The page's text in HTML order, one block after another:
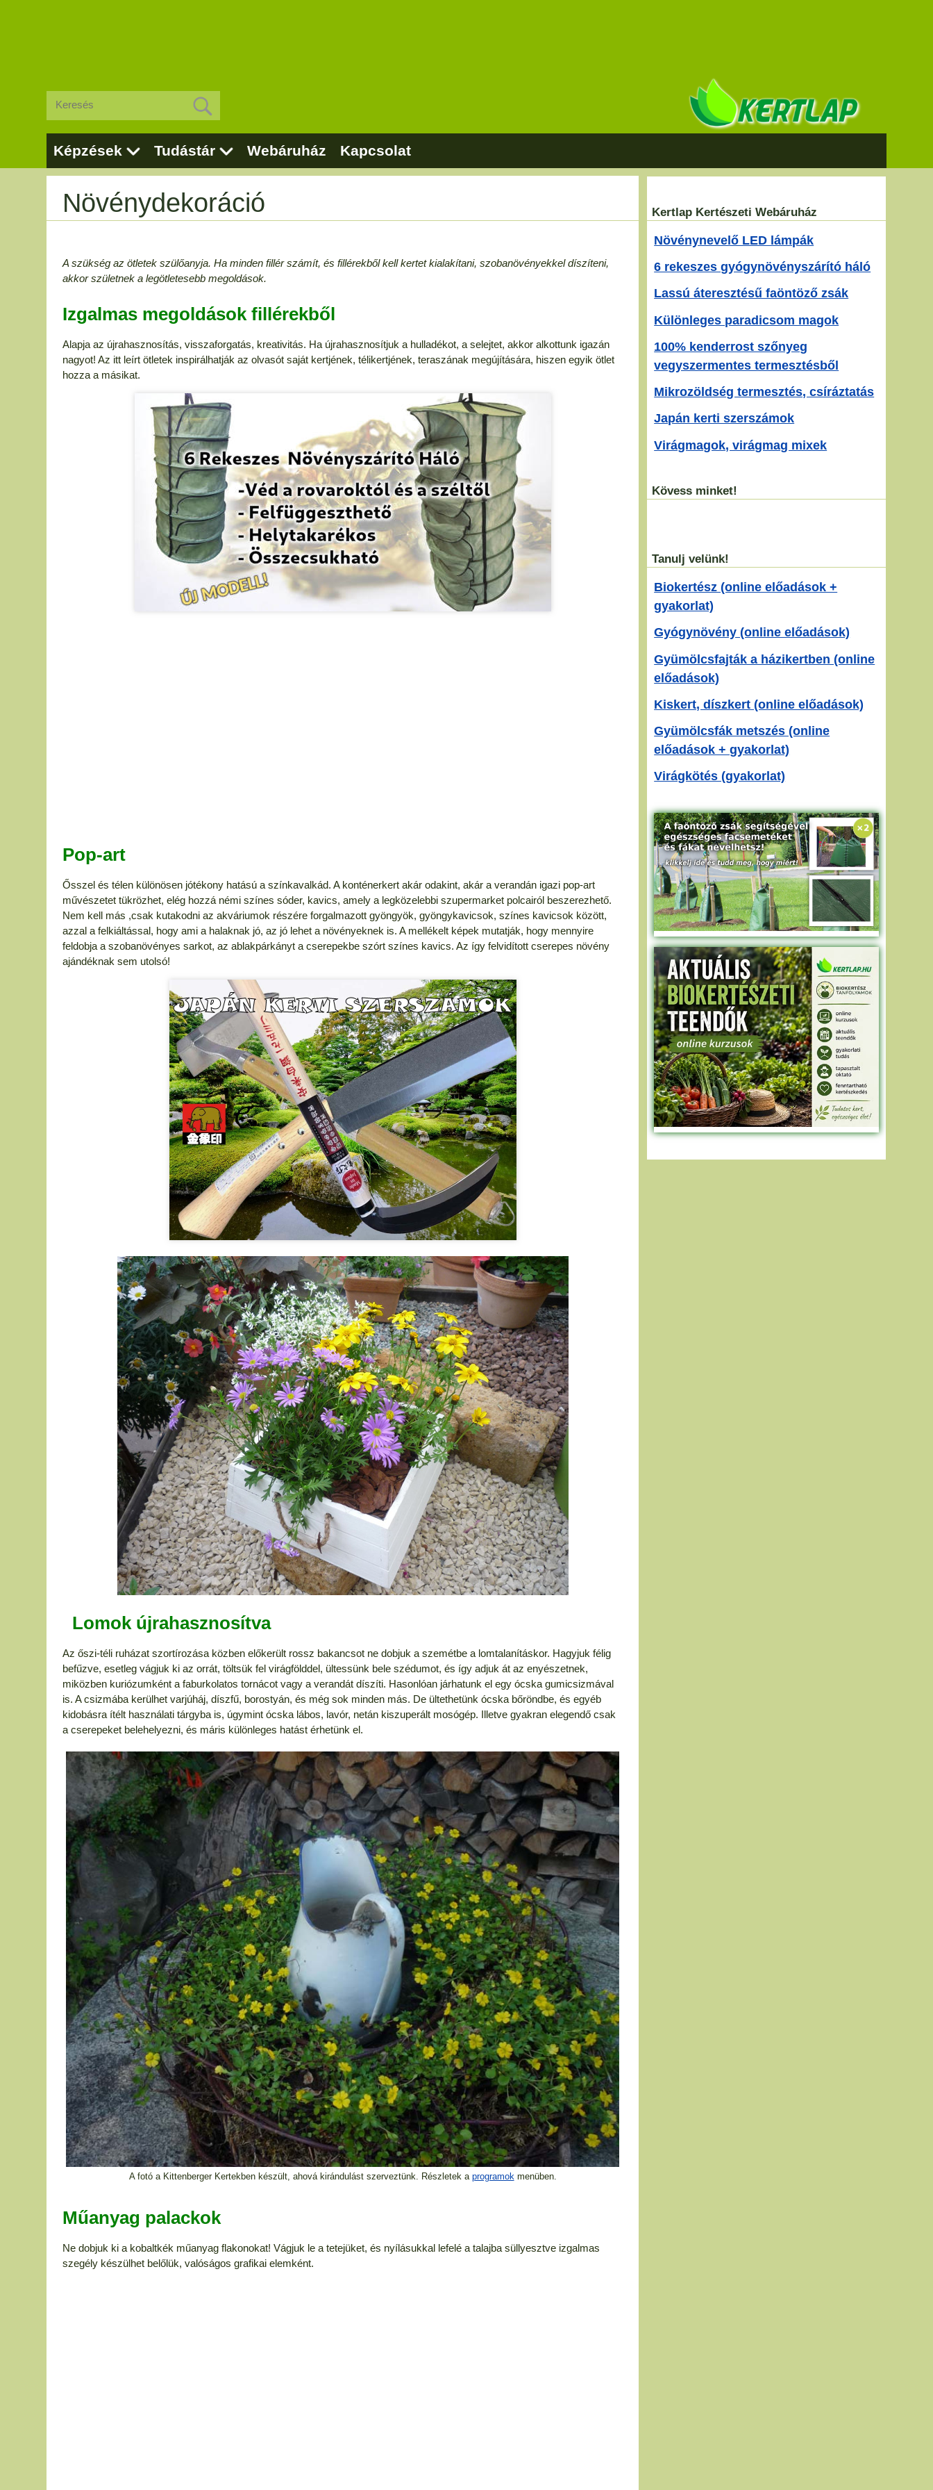
Képzések Tudástár Webáruház Kapcsolat
Növénydekoráció
A szükség az ötletek szülőanyja. Ha minden fillér számít, és fillérekből kell kertet kialakítani, szobanövényekkel díszíteni,
akkor születnek a legötletesebb megoldások.
Izgalmas megoldások fillérekből
Alapja az újrahasznosítás, visszaforgatás, kreativitás. Ha újrahasznosítjuk a hulladékot, a selejtet, akkor alkottunk igazán
nagyot! Az itt leírt ötletek inspirálhatják az olvasót saját kertjének, télikertjének, teraszának megújítására, hiszen egyik ötlet
hozza a másikat.
Pop-art
Ősszel és télen különösen jótékony hatású a színkavalkád. A konténerkert akár odakint, akár a verandán igazi pop-art
művészetet tükrözhet, elég hozzá némi színes sóder, kavics, amely a legközelebbi szupermarket polcairól beszerezhető.
Nem kell más ,csak kutakodni az akváriumok részére forgalmazott gyöngyök, gyöngykavicsok, színes kavicsok között,
azzal a felkiáltással, hogy ami a halaknak jó, az jó lehet a növényeknek is. A mellékelt képek mutatják, hogy mennyire
feldobja a szobanövényes sarkot, az ablakpárkányt a cserepekbe szórt színes kavics. Az így felvidított cserepes növény
ajándéknak sem utolsó!
Lomok újrahasznosítva
Az őszi-téli ruházat szortírozása közben előkerült rossz bakancsot ne dobjuk a szemétbe a lomtalanításkor. Hagyjuk félig
befűzve, esetleg vágjuk ki az orrát, töltsük fel virágfölddel, ültessünk bele szédumot, és így adjuk át az enyészetnek,
miközben kuriózumként a faburkolatos tornácot vagy a verandát díszíti. Hasonlóan járhatunk el egy ócska gumicsizmával
is. A csizmába kerülhet varjúháj, díszfű, borostyán, és még sok minden más. De ültethetünk ócska bőröndbe, és egyéb
kidobásra ítélt használati tárgyba is, úgymint ócska lábos, lavór, netán kiszuperált mosógép. Illetve gyakran elegendő csak
a cserepeket belehelyezni, és máris különleges hatást érhetünk el.
A fotó a Kittenberger Kertekben készült, ahová kirándulást szerveztünk. Részletek a programokmenüben.
Műanyag palackok
Ne dobjuk ki a kobaltkék műanyag flakonokat! Vágjuk le a tetejüket, és nyílásukkal lefelé a talajba süllyesztve izgalmas
szegély készülhet belőlük, valóságos grafikai elemként.
Kertlap Kertészeti Webáruház
Növénynevelő LED lámpák
6 rekeszes gyógynövényszárító háló
Lassú áteresztésű faöntöző zsák
Különleges paradicsom magok
100% kenderrost szőnyeg
vegyszermentes termesztésből
Mikrozöldség termesztés, csíráztatás
Japán kerti szerszámok
Virágmagok, virágmag mixek
Kövess minket!
Tanulj velünk!
Biokertész (online előadások +
gyakorlat)
Gyógynövény (online előadások)
Gyümölcsfajták a házikertben (online
előadások)
Kiskert, díszkert (online előadások)
Gyümölcsfák metszés (online
előadások + gyakorlat)
Virágkötés (gyakorlat)